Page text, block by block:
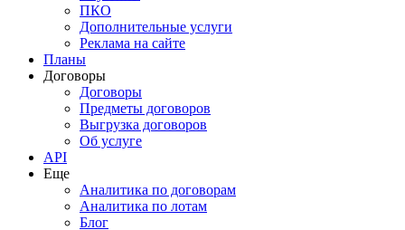
ПКО
Дополнительные услуги
Реклама на сайте
Планы
Договоры
Договоры
Предметы договоров
Выгрузка договоров
Об услуге
API
Еще
Аналитика по договорам
Аналитика по лотам
Блог